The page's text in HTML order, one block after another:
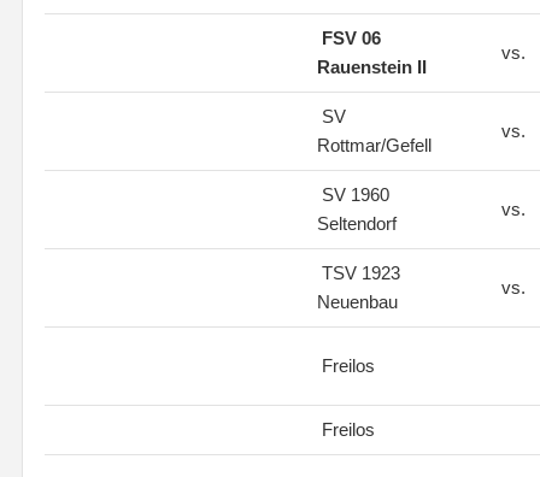
FSV 06
Rauenstein II
vs.
SV
Rottmar/Gefell
vs.
SV 1960
Seltendorf
vs.
TSV 1923
Neuenbau
vs.
Freilos
Freilos